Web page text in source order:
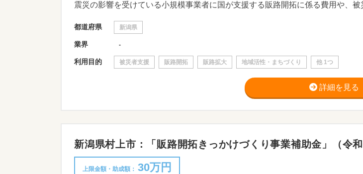
都道府県 新潟県
業界 -
利用目的 被災者支援 販路開拓 販路拡大 地域活性・まちづくり 他 1つ
詳細を見る
新潟県村上市：「販路開拓きっかけづくり事業補助金」（令
上限金額・助成額： 30万円